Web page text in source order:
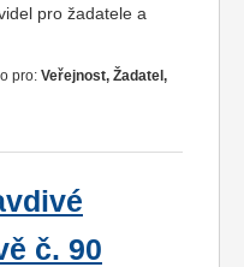
pro žadatele a
pro: Veřejnost, Žadatel,
č. 90